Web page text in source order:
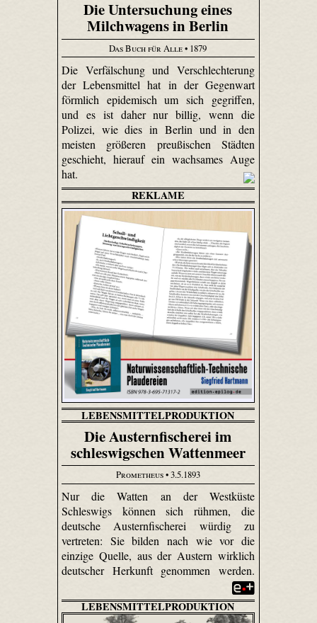
Die Untersuchung eines
Milchwagens in Berlin
Das Buch für Alle• 1879
Die Verfälschung und Verschlechterung
der Lebensmittel hat in der Gegenwart
förmlich epidemisch um sich gegriffen,
und es ist daher nur billig, wenn die
Polizei, wie dies in Berlin und in den
meisten größeren preußischen Städten
geschieht, hierauf ein wachsames Auge
hat.
REKLAME
LEBENSMITTELPRODUKTION
Die Austernfischerei im
schleswigschen Wattenmeer
Prometheus• 3.5.1893
Nur die Watten an der Westküste
Schleswigs können sich rühmen, die
deutsche Austern­fischerei würdig zu
vertreten: Sie bilden nach wie vor die
einzige Quelle, aus der Austern wirklich
deutscher Herkunft genommen werden.
LEBENSMITTELPRODUKTION